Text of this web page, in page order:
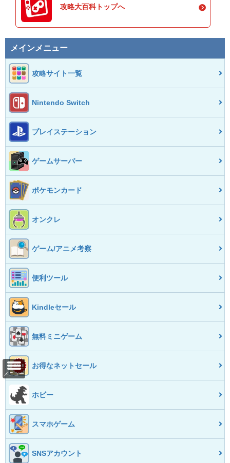
メニュー
攻略大百科トップへ
メインメニュー
攻略サイト一覧
Nintendo Switch
プレイステーション
ゲームサーバー
ポケモンカード
オンクレ
ゲーム/アニメ考察
便利ツール
Kindleセール
無料ミニゲーム
お得なネットセール
ホビー
スマホゲーム
SNSアカウント